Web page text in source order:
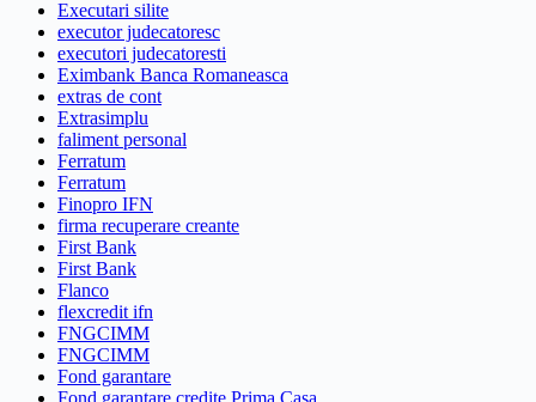
Executari silite
executor judecatoresc
executori judecatoresti
Eximbank Banca Romaneasca
extras de cont
Extrasimplu
faliment personal
Ferratum
Ferratum
Finopro IFN
firma recuperare creante
First Bank
First Bank
Flanco
flexcredit ifn
FNGCIMM
FNGCIMM
Fond garantare